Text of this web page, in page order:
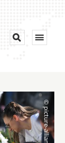
Toggle

